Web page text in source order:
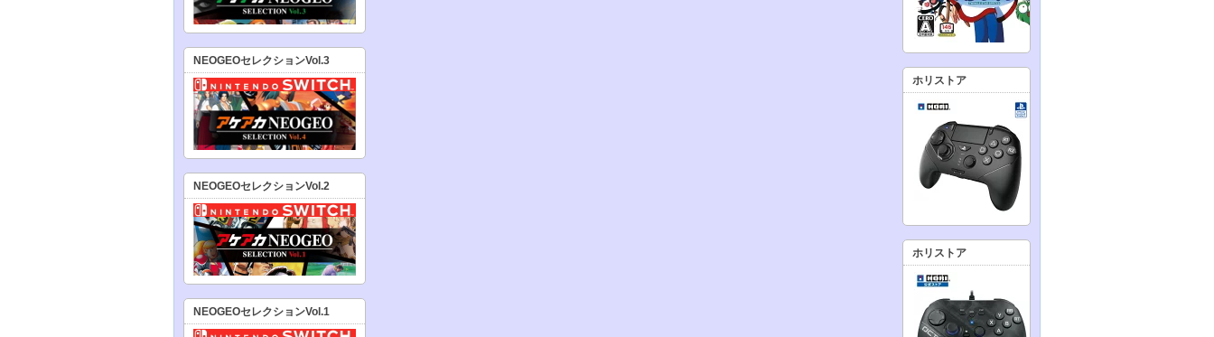
NEOGEOセレクションVol.3
NEOGEOセレクションVol.2
NEOGEOセレクションVol.1
ホリストア
ホリストア